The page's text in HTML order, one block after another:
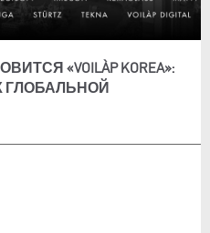
«VOILÀP KOREA»:
ГЛОБАЛЬНОЙ